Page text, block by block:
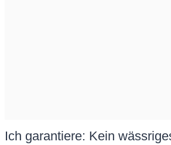
Ich garantiere: Kein